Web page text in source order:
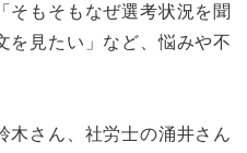
そもそもなぜ選考状況を聞
を見たい」など、悩みや不
木さん、社労士の涌井さん